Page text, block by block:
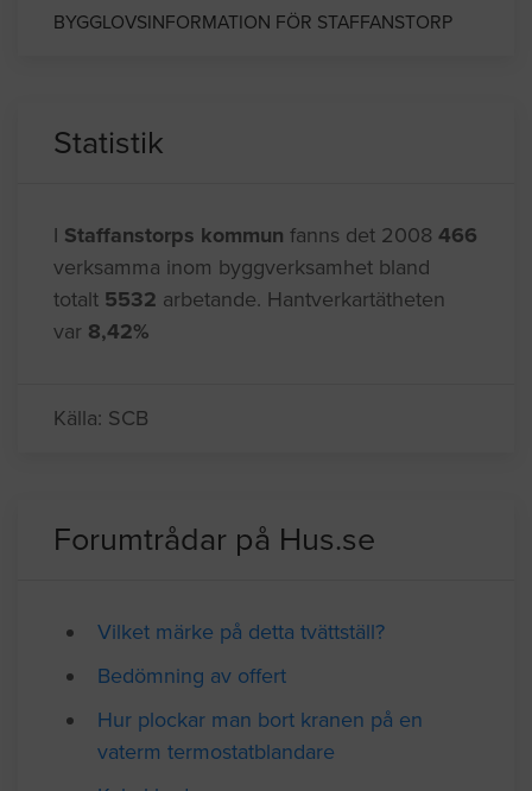
grannstäderna.
Statistik
IStaffanstorps kommun
var8,42%
Forumtrådar på Hus.se
Vilket märke på detta tvättställ?